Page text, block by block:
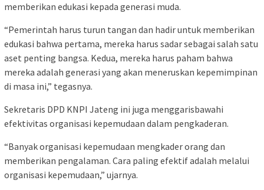
memberikan edukasi kepada generasi muda.
“Pemerintah harus turun tangan dan hadir untuk memberikan
edukasi bahwa pertama, mereka harus sadar sebagai salah satu
aset penting bangsa. Kedua, mereka harus paham bahwa
mereka adalah generasi yang akan meneruskan kepemimpinan
di masa ini,” tegasnya.
Sekretaris DPD KNPI Jateng ini juga menggarisbawahi
efektivitas organisasi kepemudaan dalam pengkaderan.
“Banyak organisasi kepemudaan mengkader orang dan
memberikan pengalaman. Cara paling efektif adalah melalui
organisasi kepemudaan,” ujarnya.